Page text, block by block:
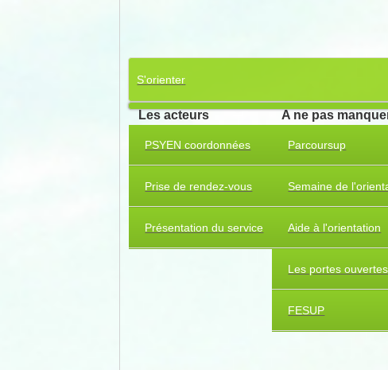
S'orienter
Les acteurs
PSYEN coordonnées
Prise de rendez-vous
Présentation du service
A ne pas
Parcoursup
Semaine de
Aide à l'orientation
Les portes ouvertes
FESUP